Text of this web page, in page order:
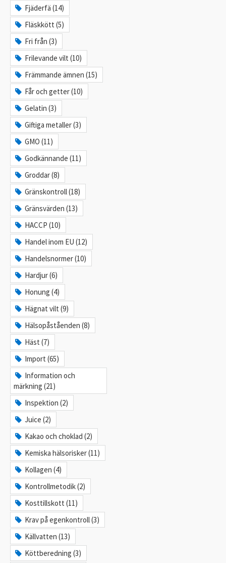
Fjäderfä (14)
Fläskkött (5)
Fri från (3)
Frilevande vilt (10)
Främmande ämnen (15)
Får och getter (10)
Gelatin (3)
Giftiga metaller (3)
GMO (11)
Godkännande (11)
Groddar (8)
Gränskontroll (18)
Gränsvärden (13)
HACCP (10)
Handel inom EU (12)
Handelsnormer (10)
Hardjur (6)
Honung (4)
Hägnat vilt (9)
Hälsopåståenden (8)
Häst (7)
Import (65)
Information och
märkning (21)
Inspektion (2)
Juice (2)
Kakao och choklad (2)
Kemiska hälsorisker (11)
Kollagen (4)
Kontrollmetodik (2)
Kosttillskott (11)
Krav på egenkontroll (3)
Källvatten (13)
Köttberedning (3)